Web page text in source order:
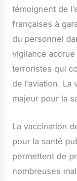
témoignent de
françaises à
du personnel
vigilance
terroristes qui
de l’aviation.
majeur pour la
La vaccination
pour la santé
permettent de
nombreuses